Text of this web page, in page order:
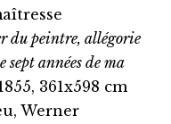
du peintre, allégorie
sept années de ma
361x598 cm
Werner